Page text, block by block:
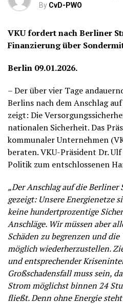
By CvD-PWO
VKU fordert nach Berliner
Finanzierung über
Berlin 09.01.2026.
– Der über vier Tage
Berlins nach dem Anschlag
zeigt: Die
nationalen Sicherheit. Das
kommunaler Unternehmen
beraten. VKU-Präsident Dr.
Politik zum entschlossenen
„Der Anschlag auf die Berliner
gezeigt: Unsere Energienetze
keine hundertprozentige
Anschläge. Wir müssen aber
Schäden zu begrenzen und
möglich wiederherzustellen.
und entsprechender
Großschadensfall muss sein,
Strommöglichst binnen 24
fließt. Denn ohne Energie